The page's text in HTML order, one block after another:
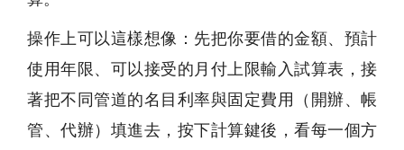
操作上可以這樣想像：先把你要借的金額、預計
使用年限、可以接受的月付上限輸入試算表，接
著把不同管道的名目利率與固定費用（開辦、帳
管、代辦）填進去，按下計算鍵後，看每一個方